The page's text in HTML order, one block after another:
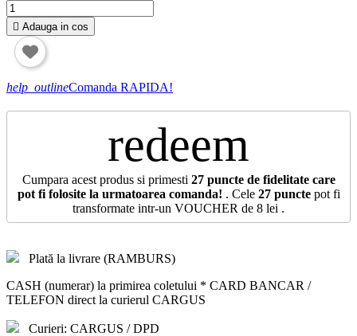
 Adauga in cos
help_outlineComanda RAPIDA!
redeem
Cumpara acest produs si primesti 27puncte de fidelitate care
pot fi folosite la urmatoarea comanda! . Cele 27punctepot fi
transformate intr-un VOUCHER de 8 lei .
Plată la livrare (RAMBURS)
CASH (numerar) la primirea coletului * CARD BANCAR /
TELEFON direct la curierul CARGUS
Curieri: CARGUS / DPD